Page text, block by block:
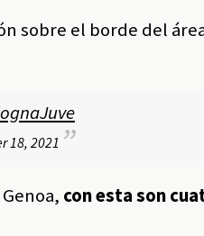
sobre el borde del
18, 2021
con esta son